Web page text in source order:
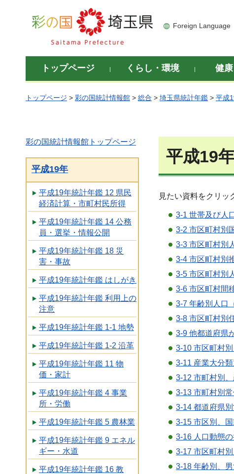
彩の国 埼玉県
Foreign Language
トップページ くらし・環境 健
トップページ > 彩の国統計情報館 > 総合 > 埼玉県統計年鑑 > 平成
彩の国統計情報館トップページ
平成19年
平成19年統計年鑑 12 県民
経済計算・市町村民所得
平成19年統計年鑑 14 公務
員・選挙・情報公開
平成19年統計年鑑 18 災
害・事故
平成19年統計年鑑 はしがき
平成19年統計年鑑 利用上の
注意
平成19年統計年鑑 1-1 地勢
平成19年統計年鑑 1-2 沿革
平成19年統計年鑑 11 物
価・家計
平成19年統計年鑑 4 事業
所・労働
平成19年統計年鑑 5 農林業
平成19年統計年鑑 9 エネル
ギー・水道
平成19年統計年鑑 16 教
平成19
見たい資料をクリッ
3-1 世帯及び人
3-2 市区町村別
3-3 市区町村別
3-4 市区町村別
3-5 市区町村別
3-6 市区町村間
3-7 年齢別人口
3-8 市区町村別
3-9 他都道府県
3-10 市区町村
3-11 産業大分
3-12 市町村別
3-13 市町村別
3-14 都道府県
3-15 市区別、
3-16 人口動態
3-17 市区町村
3-18 年齢別、